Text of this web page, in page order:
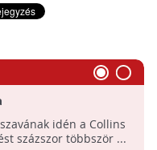
idén a Collins
százszor többször ...